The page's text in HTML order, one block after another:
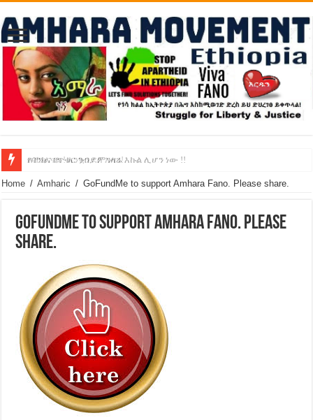
የባንክና የጥቁር ገብያ ምንዛሬ እኩል ሊሆን ነው !!
አሸንፈናል ! እንኳን ደስ አለን!
Home / Amharic / GoFundMe to support Amhara Fano. Please share.
GoFundMe to support Amhara Fano. Please
share.